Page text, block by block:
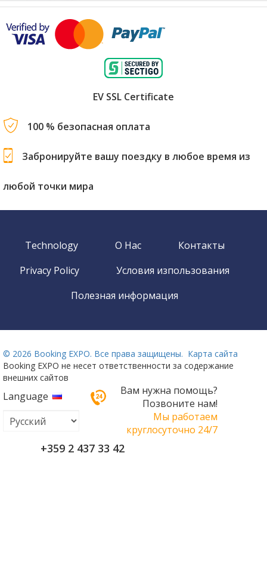
EV SSL Certificate
100 % безопасная оплата
Забронируйте вашу поездку в любое время из
любой точки мира
Technology О Нас
Контакты
Privacy Policy
Условия изпользования
Полезная информация
© 2026 Booking EXPO. Все права защищены. Карта сайта
Booking EXPO не несет ответственности за содержание
внешних сайтов
Language
Вам нужна помощь?
Позвоните нам!
Мы работаем
круглосуточно 24/7
+359 2 437 33 42